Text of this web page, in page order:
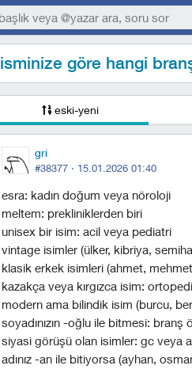
isminize göre hangi
eski-yeni
gri
#38377 · 15.01.2026 01:40
esra: kadın doğum veya nöroloji
meltem: prekliniklerden biri
unisex bir isim: acil veya pediatri
vintage isimler (ülker, kibriya,
klasik erkek isimleri (ahmet,
kazakça veya kırgızca isim: ortopedi
modern ama bilindik isim (burcu,
soyadınızın -oğlu ile bitmesi: branş
siyasi görüşü olan isimler: gc veya
adınız -an ile bitiyorsa (ayhan,